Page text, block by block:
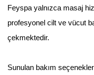
Feyspa yalnızca masaj
profesyonel cilt ve vücut
çekmektedir.
Sunulan bakım